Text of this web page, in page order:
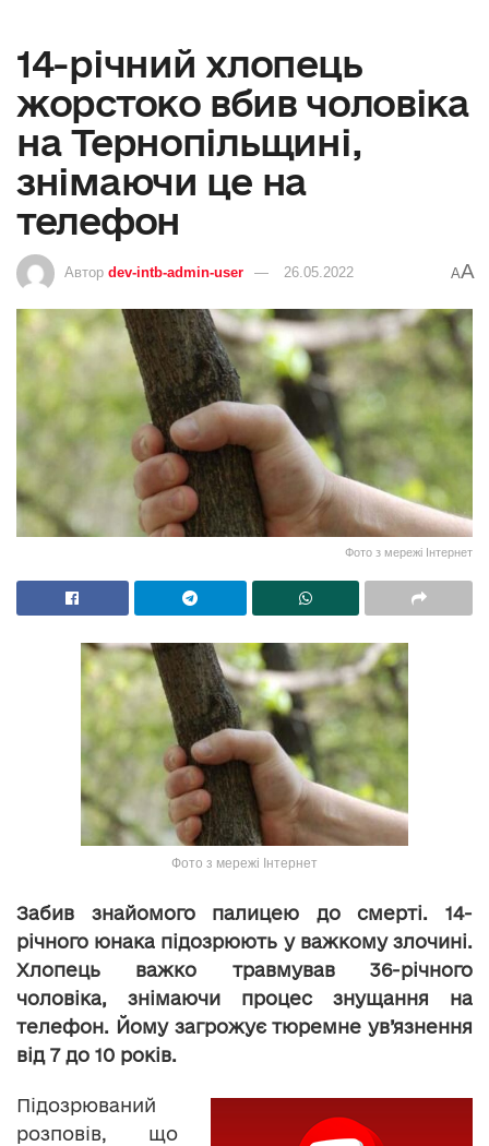
14-річний хлопець
жорстоко вбив чоловіка
на Тернопільщині,
знімаючи це на
телефон
Автор dev-intb-admin-user 26.05.2022 AA
Фото з мережі Інтернет
Фото з мережі Інтернет
Забив знайомого палицею до смерті. 14-
річного юнака підозрюють у важкому злочині.
Хлопець важко травмував 36-річного
чоловіка, знімаючи процес знущання на
телефон. Йому загрожує тюремне ув’язнення
від 7 до 10 років.
Підозрюваний
розповів, що